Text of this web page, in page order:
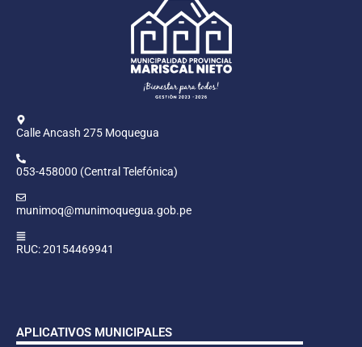
Calle Ancash 275 Moquegua
053-458000 (Central Telefónica)
munimoq@munimoquegua.gob.pe
RUC: 20154469941
APLICATIVOS MUNICIPALES